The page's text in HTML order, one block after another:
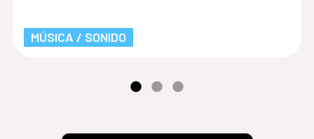
MÚSICA / SONIDO